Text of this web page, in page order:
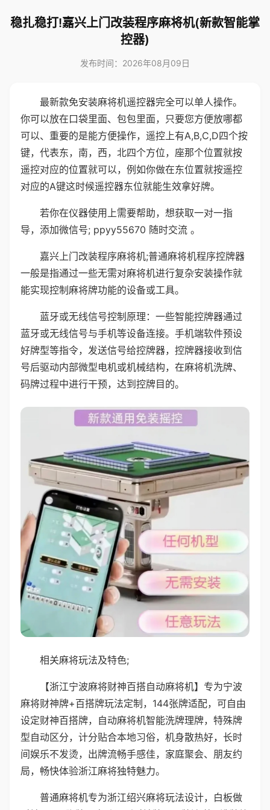
稳扎稳打!嘉兴上门改装程序麻将机(新款智能掌
控器)
发布时间：2026年08月09日
最新款免安装麻将机遥控器完全可以单人操作。
你可以放在口袋里面、包包里面，只要您方便放哪都
可以、重要的是能方便操作，遥控上有A,B,C,D四个按
键，代表东，南，西，北四个方位，座那个位置就按
遥控对应的位置就可以，例如你做在东位置就按遥控
对应的A键这时候遥控器东位就能生效拿好牌。
若你在仪器使用上需要帮助，想获取一对一指
导，添加微信号; ppyy55670 随时交流 。
嘉兴上门改装程序麻将机;普通麻将机程序控牌器
一般是指通过一些无需对麻将机进行复杂安装操作就
能实现控制麻将牌功能的设备或工具。
蓝牙或无线信号控制原理：一些智能控牌器通过
蓝牙或无线信号与手机等设备连接。手机端软件预设
好牌型等指令，发送信号给控牌器，控牌器接收到信
号后驱动内部微型电机或机械结构，在麻将机洗牌、
码牌过程中进行干预，达到控牌目的。
相关麻将玩法及特色;
【浙江宁波麻将财神百搭自动麻将机】专为宁波
麻将财神牌+百搭牌玩法定制，144张牌适配，可自由
设定财神百搭牌，自动麻将机智能洗牌理牌，特殊牌
型自动区分，计分贴合本地习俗，机身散热好，长时
间娱乐不发烫，出牌流畅手感佳，家庭聚会、朋友约
局，畅快体验浙江麻将独特魅力。
普通麻将机专为浙江绍兴麻将玩法设计，白板做